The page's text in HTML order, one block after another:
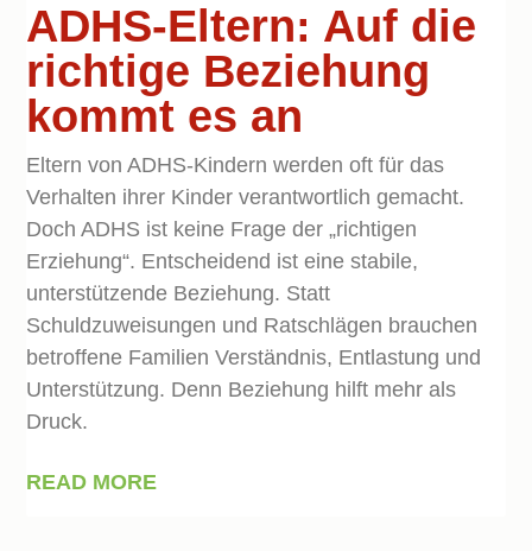
ADHS-Eltern: Auf die
richtige Beziehung
kommt es an
Eltern von ADHS-Kindern werden oft für das
Verhalten ihrer Kinder verantwortlich gemacht.
Doch ADHS ist keine Frage der „richtigen
Erziehung“. Entscheidend ist eine stabile,
unterstützende Beziehung. Statt
Schuldzuweisungen und Ratschlägen brauchen
betroffene Familien Verständnis, Entlastung und
Unterstützung. Denn Beziehung hilft mehr als
Druck.
READ MORE